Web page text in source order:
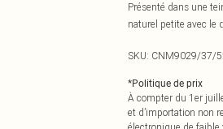
Présenté dans une
naturel petite avec le
SKU: CNM9029/37/
*Politique de prix
À compter du 1er
et d’importation non